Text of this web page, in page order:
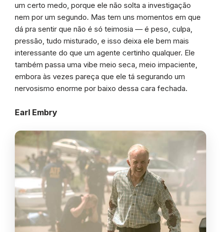
um certo medo, porque ele não solta a investigação
nem por um segundo. Mas tem uns momentos em que
dá pra sentir que não é só teimosia — é peso, culpa,
pressão, tudo misturado, e isso deixa ele bem mais
interessante do que um agente certinho qualquer. Ele
também passa uma vibe meio seca, meio impaciente,
embora às vezes pareça que ele tá segurando um
nervosismo enorme por baixo dessa cara fechada.
Earl Embry